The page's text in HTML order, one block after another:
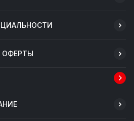
ОФЕРТЫ